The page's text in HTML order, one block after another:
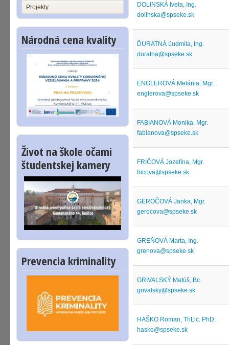
Projekty
Národná cena kvality
Život na škole očami
študentskej kamery
Prevencia kriminality
DOLINSKÁ Iveta, Ing.
dolinska@spseke.sk
ĎURATNÁ Ľudmila, Ing.
duratna@spseke.sk
ENGLEROVÁ Melánia, Mgr.
englerova@spseke.sk
FABIANOVÁ Monika, Mgr.
fabianova@spseke.sk
FRIČOVÁ Jozefína, Mgr.
fricova@spseke.sk
GEROČOVÁ Janka, Mgr.
gerocova@spseke.sk
GREŇOVÁ Marta, Ing.
grenova@spseke.sk
GRIVALSKÝ Matúš, Bc.
grivalsky@spseke.sk
HAŠKO Roman, ThLic. PhD.
hasko@spseke.sk